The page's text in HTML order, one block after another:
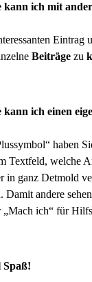
kann ich mit
Beiträge zu
kann ich einen
haben
Textfeld, welche
in ganz Detmold
Damit andere
„Mach ich“ für
Spaß!